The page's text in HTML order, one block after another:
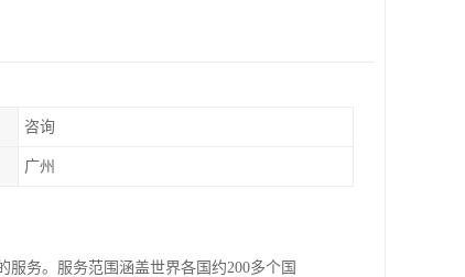
咨询
广州
务。服务范围涵盖世界各国约200多个国